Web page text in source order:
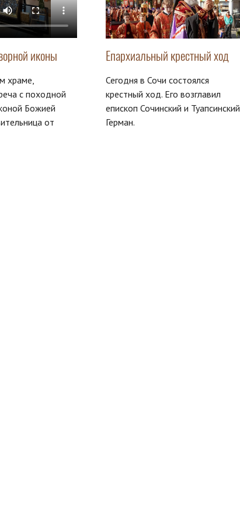
иконы
храме,
с походной
Божией
от
Епархиальный крестный ход
Сегодня в Сочи состоялся
крестный ход. Его возглавил
епископ Сочинский и Туапсинский
Герман.